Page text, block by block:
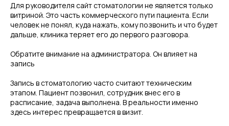
Для руководителя сайт стоматологии не является только
витриной. Это часть коммерческого пути пациента. Если
человек не понял, куда нажать, кому позвонить и что будет
дальше, клиника теряет его до первого разговора.
Обратите внимание на администратора. Он влияет на
запись
Запись в стоматологию часто считают техническим
этапом. Пациент позвонил, сотрудник внес его в
расписание, задача выполнена. В реальности именно
здесь интерес превращается в визит.